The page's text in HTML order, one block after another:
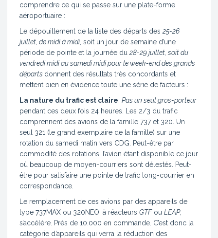
comprendre ce qui se passe sur une plate-forme
aéroportuaire :
Le dépouillement de la liste des départs des 25-26
juillet, de midi à midi , soit un jour de semaine d’une
période de pointe et la journée du 28-29 juillet, soit du
vendredi midi au samedi midi pour le week-end des grands
départs donnent des résultats très concordants et
mettent bien en évidence toute une série de facteurs :
La nature du trafic est claire Pas un seul gros-porteur
pendant ces deux fois 24 heures. Les 2/3 du trafic
comprennent des avions de la famille 737 et 320. Un
seul 321 (le grand exemplaire de la famille) sur une
rotation du samedi matin vers CDG. Peut-être par
commodité des rotations, l’avion étant disponible ce jour
où beaucoup de moyen-courriers sont délestés. Peut-
être pour satisfaire une pointe de trafic long-courrier en
correspondance.
Le remplacement de ces avions par des appareils de
type 737MAX ou 320NEO, à réacteurs GTFou LEAP,
s’accélère. Près de 10.000 en commande. C’est donc la
catégorie d’appareils qui verra la réduction des